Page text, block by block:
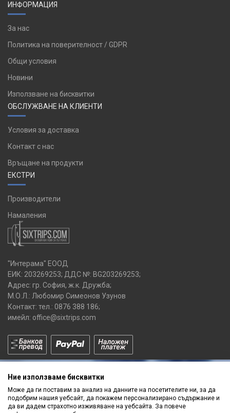
ИНФОРМАЦИЯ
За нас
Политика на поверителност / GDPR
Общи условия
Новини
Използване на бисквитки
ОБСЛУЖВАНЕ НА КЛИЕНТИ
Условия за доставка
Контакт с нас
Връщане на продукти
ЕКСТРИ
Производители
Намаления
"Интерама" ЕООД
ЕИК: 203269253; ДДС №: BG203269253;
Адрес: гр. София, ж.к. Дружба;
М.О.Л.: Любомир Симеонов Узунов
Контакт: тел.: 0876 388 186;
имейл: office@sixtrips.com
Ние използваме бисквитки
Може да ги поставим за анализ на данните на посетителите ни, за да
подобрим нашия уебсайт, да покажем персонализирано съдържание и
да ви дадем страхотно изживяване на уебсайта. За повече